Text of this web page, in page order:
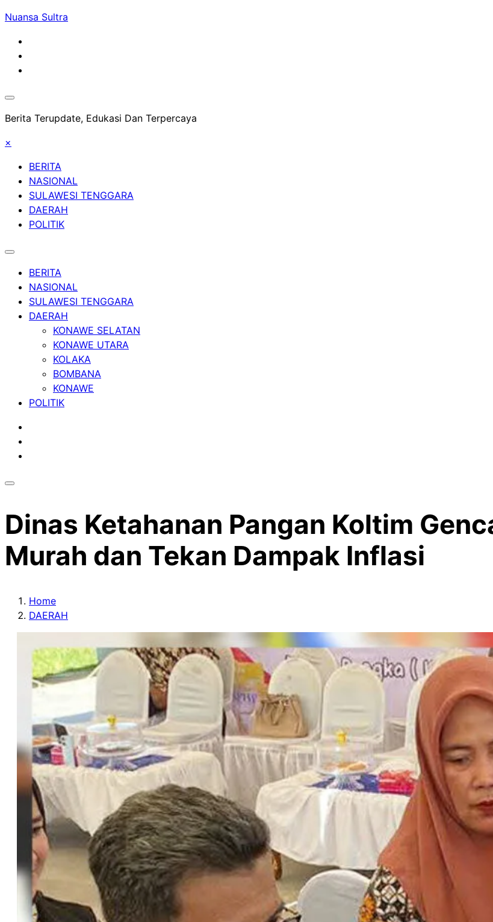
Skip
content
Nuansa Sultra
Berita Terupdate, Edukasi Dan Terpercaya
×
BERITA
NASIONAL
SULAWESI TENGGARA
DAERAH
POLITIK
BERITA
NASIONAL
SULAWESI TENGGARA
DAERAH
KONAWE SELATAN
KONAWE UTARA
KOLAKA
BOMBANA
KONAWE
POLITIK
Dinas Ketahanan Pangan Koltim
Murah dan Tekan Dampak Inflasi
Home
DAERAH